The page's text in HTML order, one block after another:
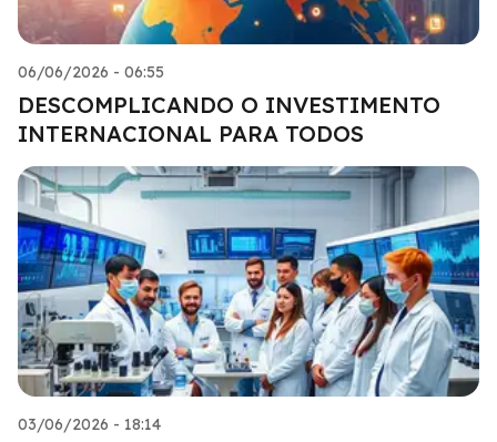
06/06/2026 - 06:55
DESCOMPLICANDO O INVESTIMENTO
INTERNACIONAL PARA TODOS
03/06/2026 - 18:14